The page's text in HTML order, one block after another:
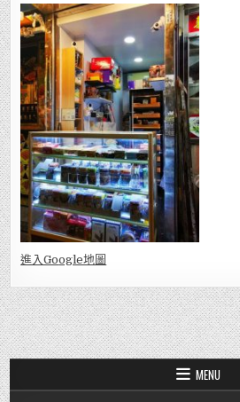
進入Google地圖
MENU